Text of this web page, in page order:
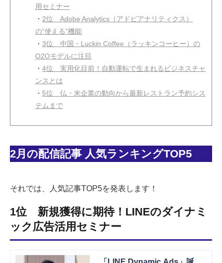
用セミナー
・ 2位 Adobe Analytics（アドビアナリティクス）
の“使える”機能
・ 3位 中国・Luckin Coffee（ラッキンコーヒー）の
O2Oモデルに注目
・ 4位 実用化目前！自動運転で生まれるビジネスチャ
ンスとは
・ 5位 仏・米企業の動向から最新レストラン予約シス
テムまで
2月の配信記事 人気ランキングTOP5
それでは、人気記事TOP5を発表します！
1位 新規獲得に期待！LINEのダイナミ
ック広告活用セミナー